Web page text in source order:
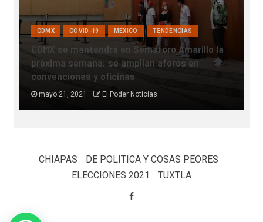
COVID-19 INTERNACIONAL MEXICO
SALUD
TENDENCIAS
Muere joven 24 años por culpa del covid-19,
tuvo un bebé que no pudo llegar a conocer
mayo 18, 2021 Redaccion El Poder Noticias
CHIAPAS
DE POLITICA Y COSAS PEORES
ELECCIONES 2021
TUXTLA